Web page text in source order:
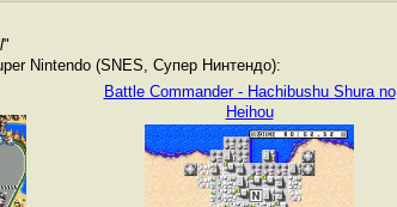
"
Nintendo (SNES, Супер Нинтендо):
Battle Commander - Hachibushu Shura no
Heihou